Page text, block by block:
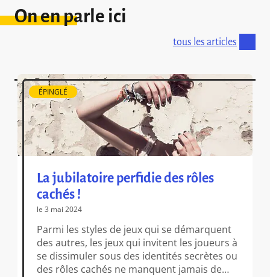
On en parle ici
tous les articles
ÉPINGLÉ
La jubilatoire perfidie des rôles
cachés !
le 3 mai 2024
Parmi les styles de jeux qui se démarquent
des autres, les jeux qui invitent les joueurs à
se dissimuler sous des identités secrètes ou
des rôles cachés ne manquent jamais de